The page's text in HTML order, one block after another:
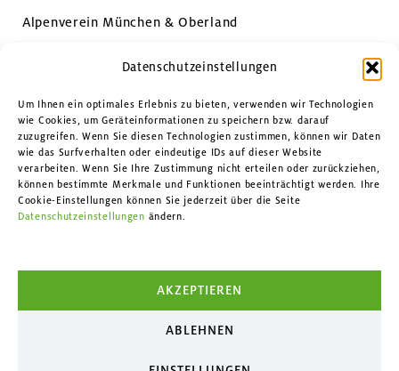
Datenschutzeinstellungen
Um Ihnen ein optimales Erlebnis zu bieten, verwenden wir Technologien
wie Cookies, um Geräteinformationen zu speichern bzw. darauf
zuzugreifen. Wenn Sie diesen Technologien zustimmen, können wir Daten
wie das Surfverhalten oder eindeutige IDs auf dieser Website
verarbeiten. Wenn Sie Ihre Zustimmung nicht erteilen oder zurückziehen,
können bestimmte Merkmale und Funktionen beeinträchtigt werden. Ihre
Cookie-Einstellungen können Sie jederzeit über die Seite
Datenschutzeinstellungen ändern.
AKZEPTIEREN
ABLEHNEN
Alpenverein München & Oberland
Kontakt
Facebook